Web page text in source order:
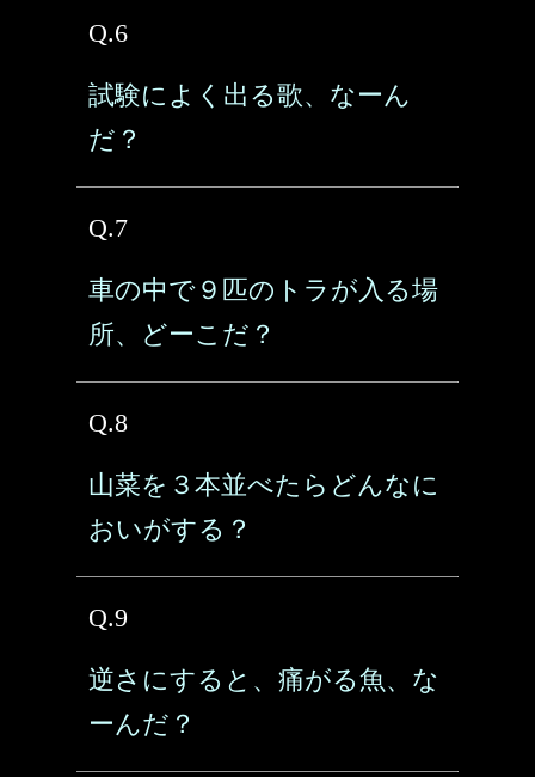
Q.6
試験によく出る歌、なーん
だ？
Q.7
車の中で９匹のトラが入る場
所、どーこだ？
Q.8
山菜を３本並べたらどんなに
おいがする？
Q.9
逆さにすると、痛がる魚、な
ーんだ？